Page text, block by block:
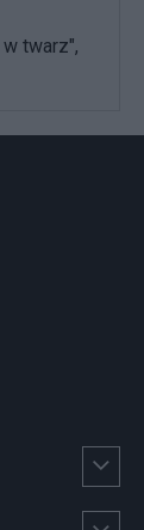
twarz",